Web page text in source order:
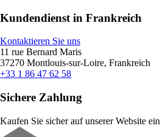
Kundendienst in Frankreich
Kontaktieren Sie uns
11 rue Bernard Maris
37270 Montlouis-sur-Loire, Frankreich
+33 1 86 47 62 58
Sichere Zahlung
Kaufen Sie sicher auf unserer Website ein